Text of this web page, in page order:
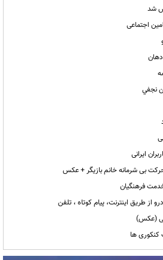
شد
اجتماعی
نجفي
بی شرمانه خانم بازیگر + عکس
از طریق اینترنت، پیام کوتاه ، تلفن
(عکس)
کنکوری ها